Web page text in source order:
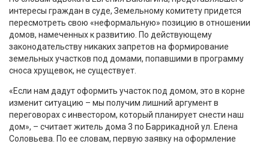
интересы граждан в суде, Земельному комитету придется
пересмотреть свою «неформальную» позицию в отношении
домов, намеченных к развитию. По действующему
законодательству никаких запретов на формирование
земельных участков под домами, попавшими в программу
сноса хрущевок, не существует.
«Если нам дадут оформить участок под домом, это в корне
изменит ситуацию – мы получим лишний аргумент в
переговорах с инвестором, который планирует снести наш
дом», – считает житель дома 3 по Баррикадной ул. Елена
Соловьева. По ее словам, первую заявку на оформление